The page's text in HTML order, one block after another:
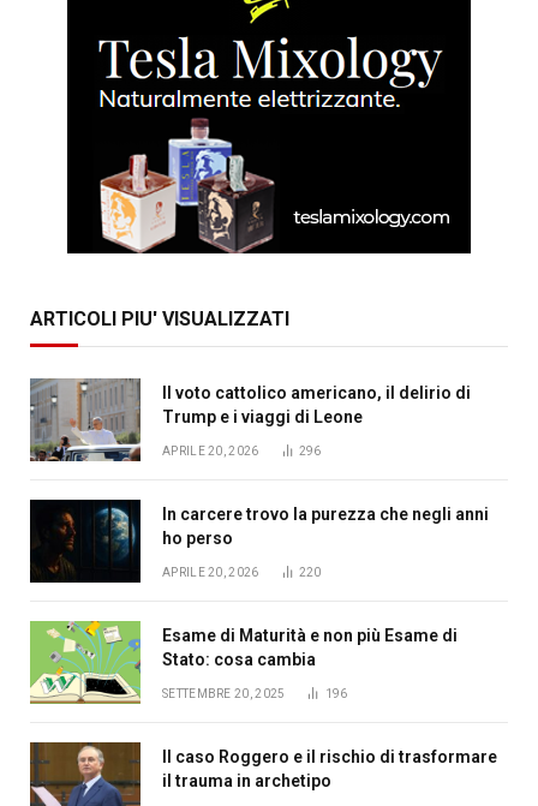
ARTICOLI PIU' VISUALIZZATI
Il voto cattolico americano, il delirio di
Trump e i viaggi di Leone
APRILE 20, 2026 296
In carcere trovo la purezza che negli anni
ho perso
APRILE 20, 2026 220
Esame di Maturità e non più Esame di
Stato: cosa cambia
SETTEMBRE 20, 2025 196
Il caso Roggero e il rischio di trasformare
il trauma in archetipo